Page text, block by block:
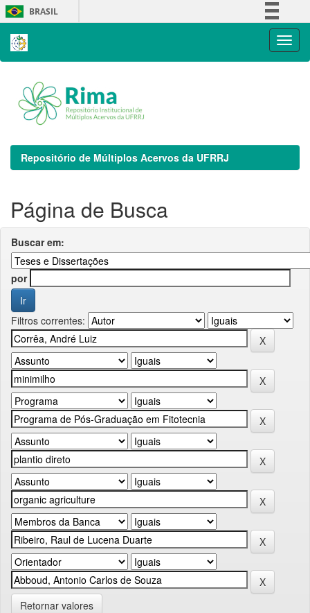
Skip
navigation
BRASIL
Repositório de Múltiplos Acervos da UFRRJ
Página de Busca
Buscar em:
por
Filtros correntes:
Retornar valores